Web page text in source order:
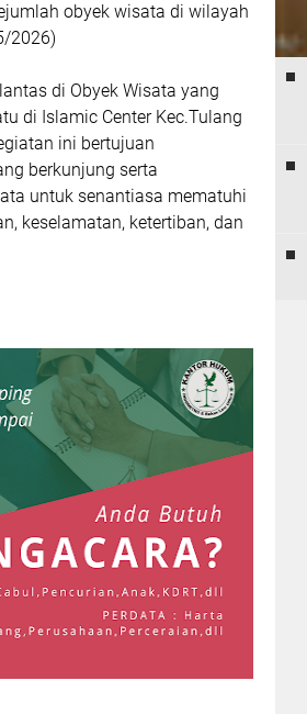
obyek wisata di wilayah
2026)
di Obyek Wisata yang
di Islamic Center Kec.Tulang
ini bertujuan
berkunjung serta
untuk senantiasa mematuhi
keselamatan, ketertiban, dan